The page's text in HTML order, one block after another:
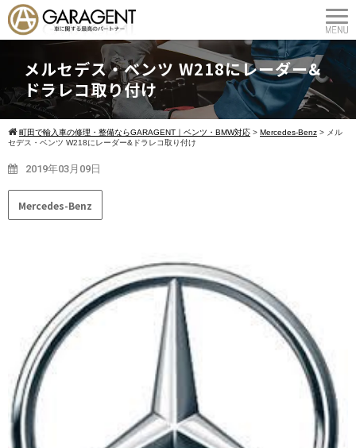
メルセデス・ベンツ W218にレーダー&
ドラレコ取り付け
町田で輸入車の修理・整備ならGARAGENT｜ベンツ・BMW対応 > Mercedes-Benz > メル
セデス・ベンツ W218にレーダー&ドラレコ取り付け
2019年03月09日
Mercedes-Benz